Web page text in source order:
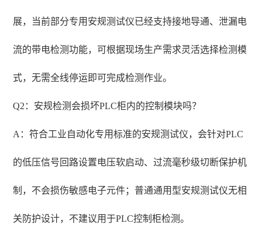
展，当前部分专用安规测试仪已经支持接地导通、泄漏电
流的带电检测功能，可根据现场生产需求灵活选择检测模
式，无需全线停运即可完成检测作业。
Q2：安规检测会损坏PLC柜内的控制模块吗？
A：符合工业自动化专用标准的安规测试仪，会针对PLC
的低压信号回路设置电压软启动、过流毫秒级切断保护机
制，不会损伤敏感电子元件；普通通用型安规测试仪无相
关防护设计，不建议用于PLC控制柜检测。